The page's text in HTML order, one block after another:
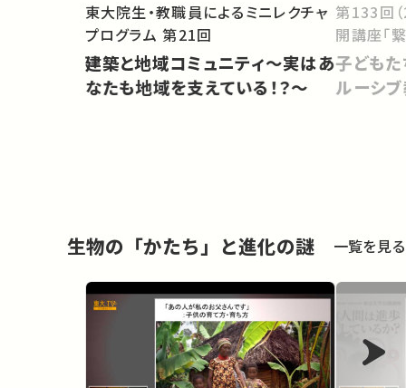
東大院生・教職員によるミニレクチャ
プログラム 第21回
建築と地域コミュニティ～実はあ
なたも地域を支えている！？～
第133回
開講座「
子ども
ルーシ
生物の「かたち」と進化の謎 一覧を見る